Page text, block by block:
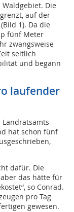
Die
auf der
1). Da die
fünf Meter
zwangsweise
seitlich
und begann
laufender
hat schon fünf
dafür. Die
das hätte für
so Conrad.
pro Tag
gewesen.